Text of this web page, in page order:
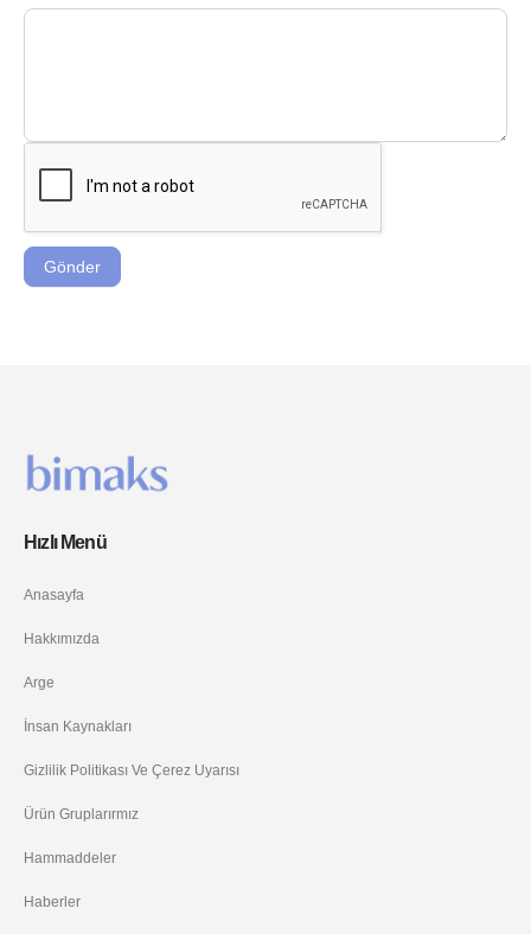
Gönder
Hızlı Menü
Anasayfa
Hakkımızda
Arge
İnsan Kaynakları
Gizlilik Politikası Ve Çerez Uyarısı
Ürün Gruplarırmız
Hammaddeler
Haberler